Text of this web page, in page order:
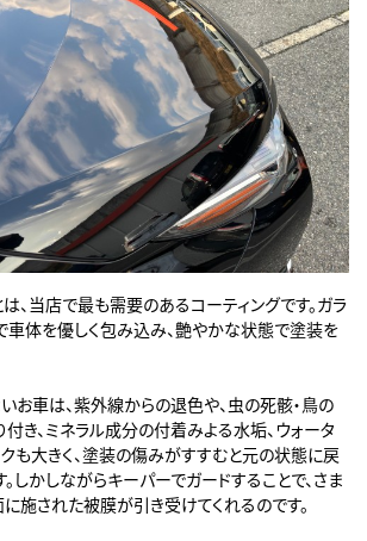
、当店で最も需要のあるコーティングです。ガラ
車体を優しく包み込み、艶やかな状態で塗装を
お車は、紫外線からの退色や、虫の死骸・鳥の
き、ミネラル成分の付着みよる水垢、ウォータ
も大きく、塗装の傷みがすすむと元の状態に戻
しかしながらキーパーでガードすることで、さま
施された被膜が引き受けてくれるのです。